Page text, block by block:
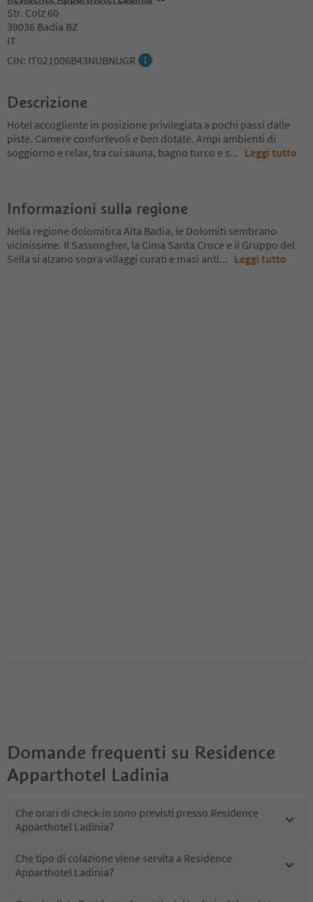
Str. Colz 60
39036 Badia BZ
IT
CIN: IT021006B43NUBNUGR
Descrizione
Hotel accogliente in posizione privilegiata a pochi passi dalle
piste. Camere confortevoli e ben dotate. Ampi ambienti di
soggiorno e relax, tra cui sauna, bagno turco e s... Leggi tutto
Informazioni sulla regione
Nella regione dolomitica Alta Badia, le Dolomiti sembrano
vicinissime. Il Sassongher, la Cima Santa Croce e il Gruppo del
Sella si alzano sopra villaggi curati e masi anti... Leggi tutto
Domande frequenti su Residence
Apparthotel Ladinia
Che orari di check-in sono previsti presso Residence
Apparthotel Ladinia?
Che tipo di colazione viene servita a Residence
Apparthotel Ladinia?